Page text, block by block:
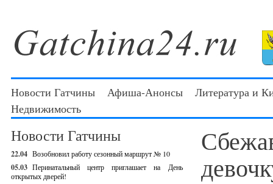
Новости Гатчины Афиша-Анонсы
Литература и
Недвижимость
Новости Гатчины
22.04 Возобновил работу сезонный маршрут № 10
05.03 Перинатальный центр приглашает на День
открытых дверей!